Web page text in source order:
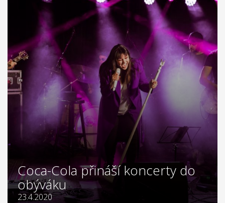
Coca-Cola přináší koncerty do
obýváku
23.4.2020